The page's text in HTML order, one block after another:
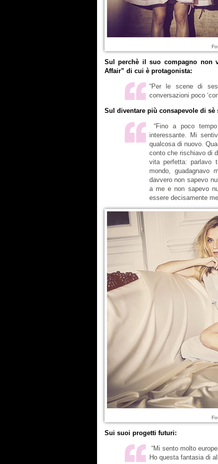
Sul perchè il suo compagno non
Affair” di cui è protagonista:
“Per le scene di
conversazioni poco
Sul diventare più consapevole di sè
“Fino a poco
interessante. Mi
qualcosa di nuovo.
conto che rischiavo di
vita perfetta: parlavo
mondo, guadagnavo
davvero non sapevo
a me e non sapevo
essere decisamente
Sui suoi progetti futuri:
“Mi sento molto
Ho questa fantasia di